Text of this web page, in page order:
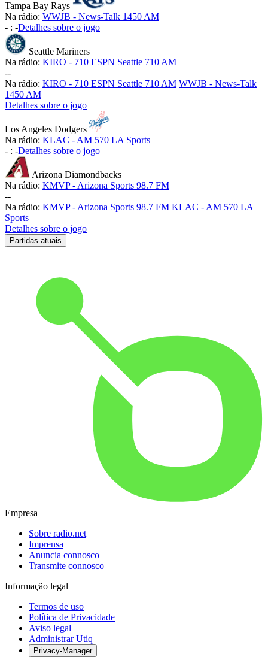
Tampa Bay Rays
Na rádio: WWJB - News-Talk 1450 AM
- : -Detalhes sobre o jogo
Seattle Mariners
Na rádio: KIRO - 710 ESPN Seattle 710 AM
--
Na rádio: KIRO - 710 ESPN Seattle 710 AM WWJB - News-Talk
1450 AM
Detalhes sobre o jogo
Los Angeles Dodgers
Na rádio: KLAC - AM 570 LA Sports
- : -Detalhes sobre o jogo
Arizona Diamondbacks
Na rádio: KMVP - Arizona Sports 98.7 FM
--
Na rádio: KMVP - Arizona Sports 98.7 FM KLAC - AM 570 LA
Sports
Detalhes sobre o jogo
Partidas atuais
Empresa
Sobre radio.net
Imprensa
Anuncia connosco
Transmite connosco
Informação legal
Termos de uso
Política de Privacidade
Aviso legal
Administrar Utiq
Privacy-Manager